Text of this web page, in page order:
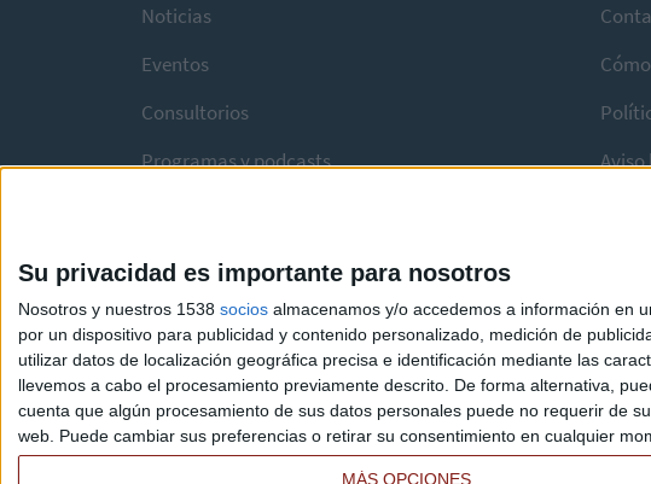
Su privacidad es importante para nosotros
Nosotros y nuestros 1538 socios almacenamos y/o accedemos a información en
por un dispositivo para publicidad y contenido personalizado, medición de
utilizar datos de localización geográfica precisa e identificación mediante las
llevemos a cabo el procesamiento previamente descrito. De forma alternativa,
cuenta que algún procesamiento de sus datos personales puede no requerir de
web. Puede cambiar sus preferencias o retirar su consentimiento en cualquier
MÁS OPCIONES
Noticias
Eventos
Consultorios
Programas y podcasts
Aviso